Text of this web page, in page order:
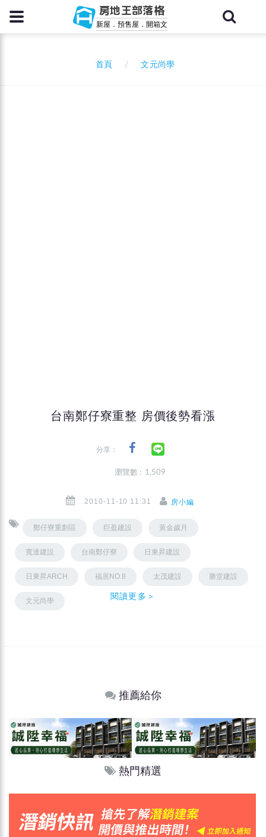
房地王部落格
新屋．預售屋．開箱文
首頁 文元尚學
台南鄭仔寮重整 房價後勢看漲
分享：
瀏覽數 : 1,509
2010-11-10 11:31 房小編
鄭仔寮重劃區 巨盈建設 黃金歲月
寬達建設 台南鄭仔寮 日東昇建設
日東昇ARCH 福居NO.8 太茂建設 勝堂建設
文元尚學 閱讀更多＞
推薦給你
熱門精選